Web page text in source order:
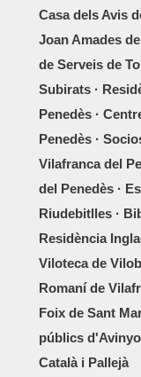
Casa dels Avis
Joan Amades
de Serveis de
Subirats ·
Penedès ·
Penedès ·
Vilafranca del
del Penedès ·
Riudebitlles ·
Residència
Viloteca de
Romaní de
Foix de Sant
públics
Català i Pallejà